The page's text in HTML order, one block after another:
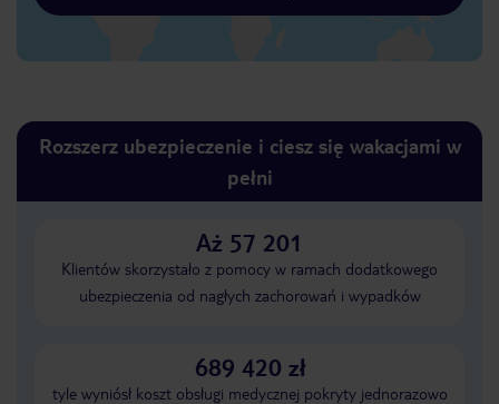
Rozszerz ubezpieczenie i ciesz się wakacjami w
pełni
Aż 57 201
Klientów skorzystało z pomocy w ramach dodatkowego
ubezpieczenia od nagłych zachorowań i wypadków
689 420 zł
tyle wyniósł koszt obsługi medycznej pokryty jednorazowo